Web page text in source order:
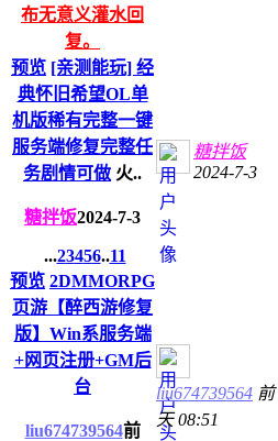
布无意义灌水回
复。
预览 [亲测能玩] 经
典怀旧希望OL单
机版稀有完整一键
服务端修复完整任
务剧情可做 火..
糖拌饭2024-7-3
...23456..11
糖拌饭
2024-7-3
预览 2DMMORPG
页游【醉西游修复
版】Win系服务端
+网页注册+GM后
台
liu674739564前
liu674739564 前
天 08:51